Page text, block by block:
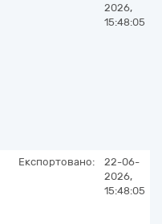
2026,
15:48:05
Експортовано:
22-06-
2026,
15:48:05